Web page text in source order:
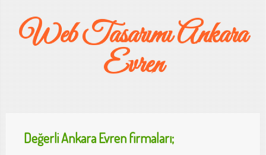
Web Tasarımı Ankara
Evren
DeğerliAnkara Evrenfirmaları;